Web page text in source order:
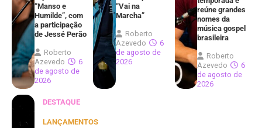
“Manso e
Humilde”, com
a participação
de Jessé Perão
Roberto
Azevedo
6
de agosto de
2026
“Vai na
Marcha”
Roberto
Azevedo
6
de agosto de
2026
reúne grandes
nomes da
música gospel
brasileira
Roberto
Azevedo
6
de agosto de
2026
DESTAQUE
LANÇAMENTOS